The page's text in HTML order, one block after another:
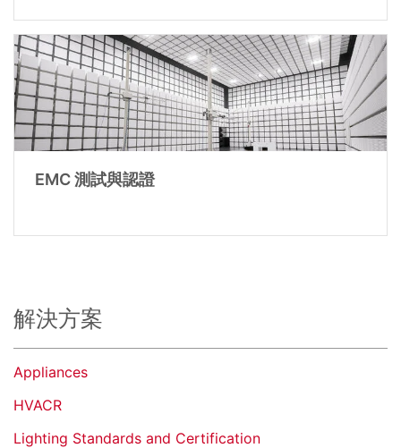
EMC 測試與認證
解決方案
Appliances
HVACR
Lighting Standards and Certification